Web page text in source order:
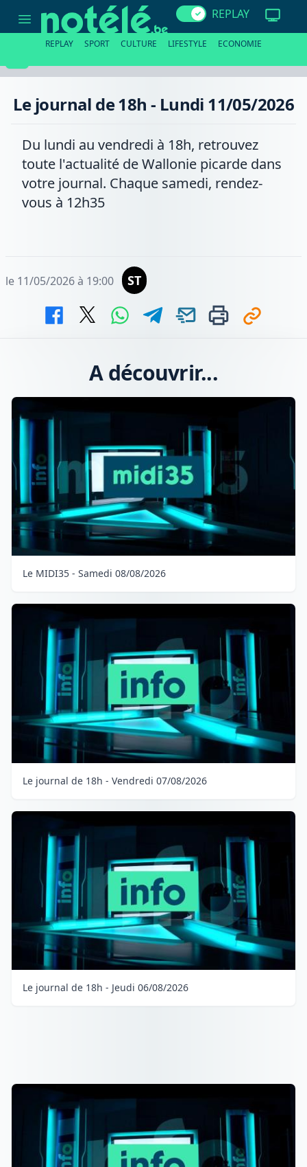
journal
11/05/2026
REPLAY
REPLAY SPORT CULTURE LIFESTYLE ECONOMIE
Le journal de 18h - Lundi 11/05/2026
Du lundi au vendredi à 18h, retrouvez
toute l'actualité de Wallonie picarde dans
votre journal. Chaque samedi, rendez-
vous à 12h35
le 11/05/2026 à 19:00 ST
A découvrir...
Le MIDI35 - Samedi 08/08/2026
Le journal de 18h - Vendredi 07/08/2026
Le journal de 18h - Jeudi 06/08/2026